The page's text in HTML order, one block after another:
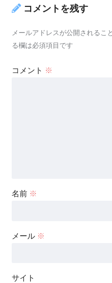
コメントを残す
メールアドレスが公開されるこ
る欄は必須項目です
コメント ※
名前 ※
メール ※
サイト